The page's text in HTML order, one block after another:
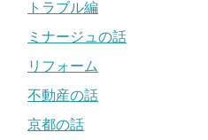
トラブル編
ミナージュの話
リフォーム
不動産の話
京都の話